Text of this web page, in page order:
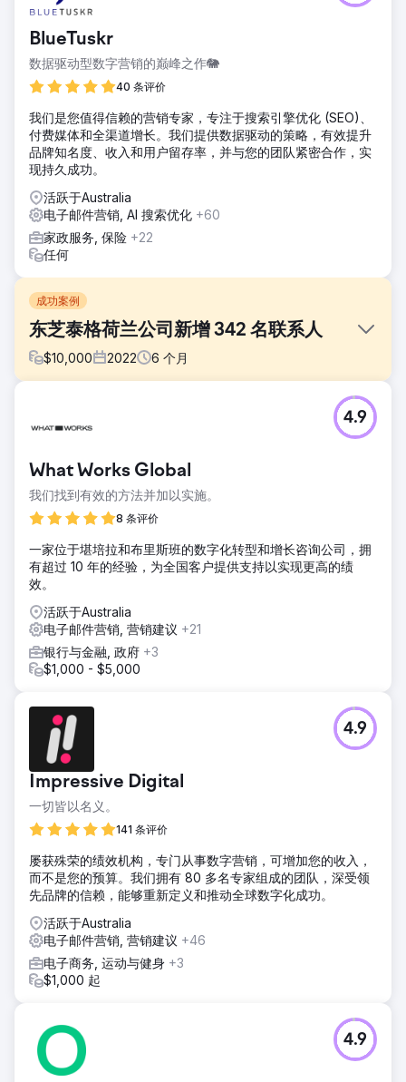
BlueTuskr
数据驱动型数字营销的巅峰之作🐘
40 条评价
我们是您值得信赖的营销专家，专注于搜索引擎优化 (SEO)、
付费媒体和全渠道增长。我们提供数据驱动的策略，有效提升
品牌知名度、收入和用户留存率，并与您的团队紧密合作，实
现持久成功。
活跃于Australia
电子邮件营销, AI 搜索优化 +60
家政服务, 保险 +22
任何
成功案例
东芝泰格荷兰公司新增 342 名联系人
$10,000 2022 6 个月
以其创新硬件而闻名的东芝泰格荷兰公司希望实现形象改变。
他们向我们提出请求，希望帮助他们向中小企业的首席执行官/
我们创建了一个包含白皮书、博客和交互式测试的内容活动。
这是通过 LinkedIn Ads、Google Ads 和 LinkedIn Outreach
了各种营销自动化工具。
结果
过 95,000 次观看次数。该网站收到了 3,100 名访问者，我们
产生了 42 名收到内容的潜在客户。 LinkedIn Outreach 还创
建了 300 多个新联系人。
What Works Global
我们找到有效的方法并加以实施。
8 条评价
4.9
一家位于堪培拉和布里斯班的数字化转型和增长咨询公司，拥
有超过 10 年的经验，为全国客户提供支持以实现更高的绩
效。
活跃于Australia
电子邮件营销, 营销建议 +21
银行与金融, 政府 +3
$1,000 - $5,000
Impressive Digital
一切皆以名义。
141 条评价
4.9
屡获殊荣的绩效机构，专门从事数字营销，可增加您的收入，
而不是您的预算。我们拥有 80 多名专家组成的团队，深受领
先品牌的信赖，能够重新定义和推动全球数字化成功。
活跃于Australia
电子邮件营销, 营销建议 +46
电子商务, 运动与健身 +3
$1,000 起
4.9